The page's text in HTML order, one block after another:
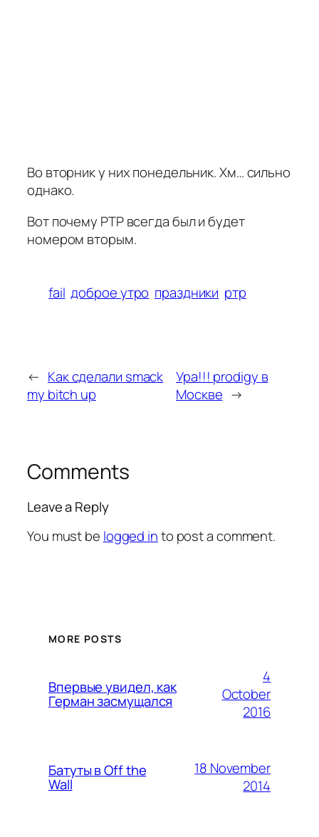
Во вторник у них понедельник. Хм… сильно
однако.
Вот почему РТР всегда был и будет
номером вторым.
fail доброе утро праздники ртр
← Как сделали smack
my bitch up
Ура!!! prodigy в
Москве →
Comments
Leave a Reply
You must be logged into post a comment.
MORE POSTS
Впервые увидел, как
Герман засмущался
4
October
2016
Батуты в Off the
Wall
18 November
2014